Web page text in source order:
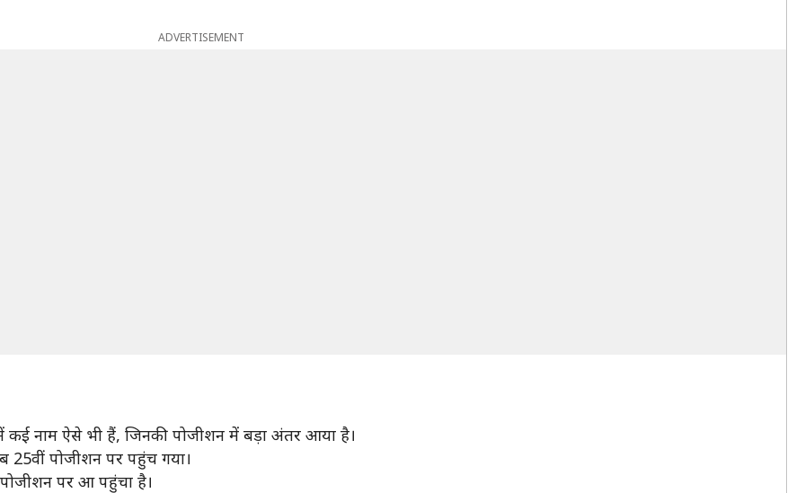
ADVERTISEMENT
में कई नाम ऐसे भी हैं, जिनकी पोजीशन में बड़ा अंतर आया है।
25वीं पोजीशन पर पहुंच गया।
पर आ पहुंचा है।